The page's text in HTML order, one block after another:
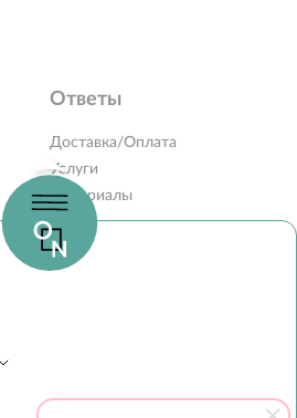
Ответы
Доставка/Оплата
Услуги
Материалы
Блог
Вопросы и ответы
Контакты
19:00 без выходных